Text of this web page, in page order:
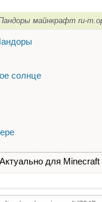
майнкрафт ru-
солнце
Актуально для